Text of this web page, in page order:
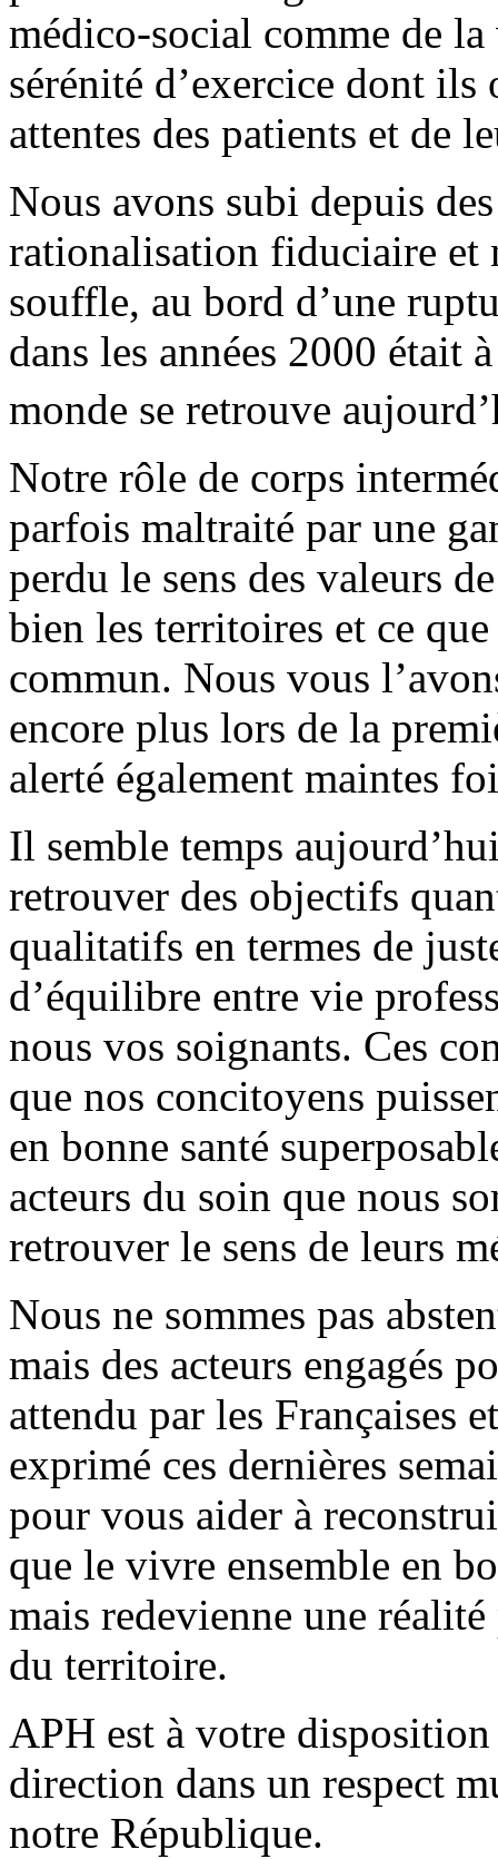
médico-social comme de
sérénité d’exercice dont
attentes des patients et de
Nous avons subi depuis
rationalisation fiduciaire et
souffle, au bord d’une
dans les années 2000 était
monde se retrouve
Notre rôle de corps
parfois maltraité par une
perdu le sens des valeurs
bien les territoires et ce
commun. Nous vous
encore plus lors de la
alerté également maintes
Il semble temps
retrouver des objectifs
qualitatifs en termes de
d’équilibre entre vie
nous vos soignants. Ces
que nos concitoyens
en bonne santé
acteurs du soin que nous
retrouver le sens de leurs
Nous ne sommes pas
mais des acteurs engagés
attendu par les Françaises
exprimé ces dernières
pour vous aider à
que le vivre ensemble en
mais redevienne une
du territoire.
APH est à votre
direction dans un respect
notre République.